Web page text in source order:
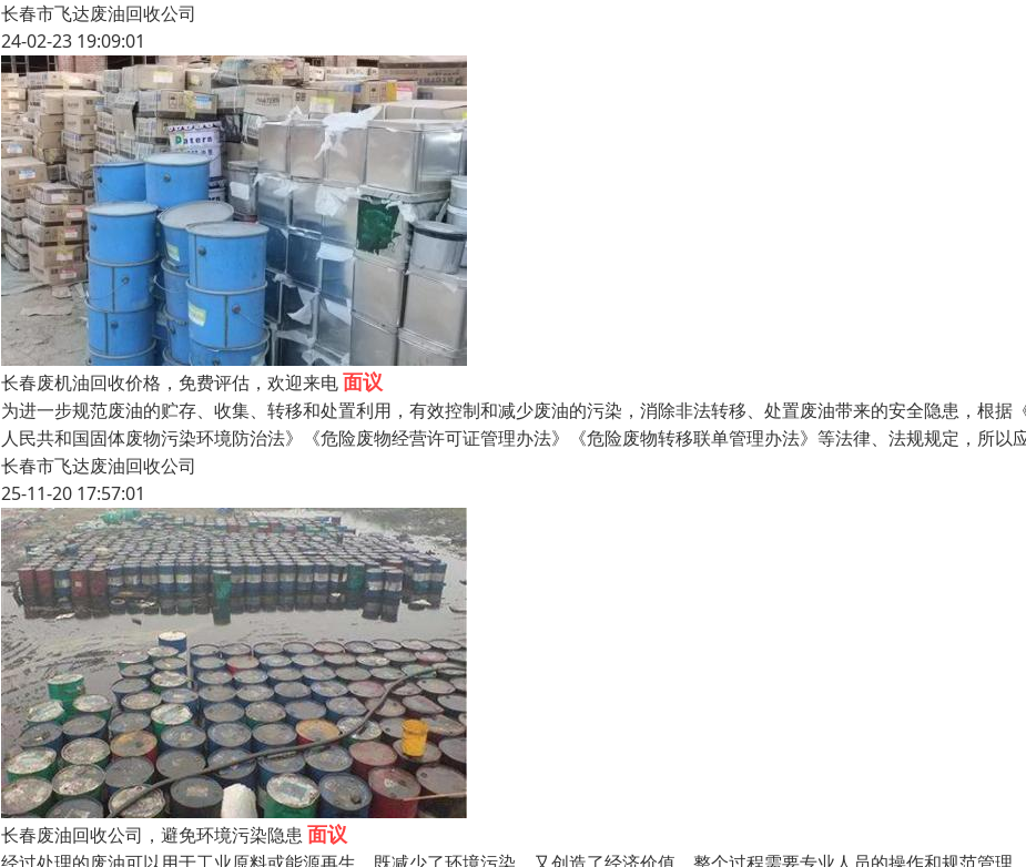
长春市飞达废油回收公司
24-02-23 19:09:01
长春废机油回收价格，免费评估，欢迎来电面议
为进一步规范废油的贮存、收集、转移和处置利用，有效控制和减少废油的污染，消除非法转移、处置废油带来的安全隐患，根据
人民共和国固体废物污染环境防治法》《危险废物经营许可证管理办法》《危险废物转移联单管理办法》等法律、法规规定，所以
长春市飞达废油回收公司
25-11-20 17:57:01
长春废油回收公司，避免环境污染隐患 面议